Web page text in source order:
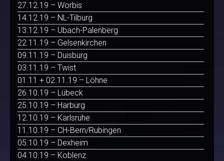
27.12.19 – Worbis
14.12.19 – NL-Tilburg
13.12.19 – Übach-Palenberg
22.11.19 – Gelsenkirchen
09.11.19 – Duisburg
03.11.19 – Twist
01.11 + 02.11.19 – Löhne
26.10.19 – Lübeck
25.10.19 – Harburg
12.10.19 – Karlsruhe
11.10.19 – CH-Bern/Rubingen
05.10.19 – Dexheim
04.10.19 – Koblenz